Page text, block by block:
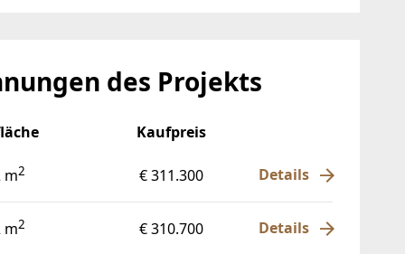
des Projekts
Kaufpreis
m2 € 311.300 Details
m2 € 310.700 Details